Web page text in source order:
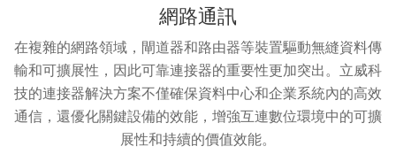
工業相關
在當今以自動化、數位轉型和複雜系統集成為指標的先進工
業環境中，可靠的連接器的作用變得更加關鍵。立威科技 推
出了全面的解決方案，可確保無縫通訊並促進簡化營運。 這
種方法優化了複雜機械和整合系統的性能並提高了效率，鞏
固了其作為行業中不可或缺的合作夥伴的地位。
網路通訊
在複雜的網路領域，閘道器和路由器等裝置驅動無縫資料傳
輸和可擴展性，因此可靠連接器的重要性更加突出。立威科
技的連接器解決方案不僅確保資料中心和企業系統內的高效
通信，還優化關鍵設備的效能，增強互連數位環境中的可擴
展性和持續的價值效能。
交通運輸相關
在先進的交通技術領域，系統整合突顯了對可靠連接器的需
求。 為了應對這項挑戰，立威科技提供全面的連接器解決方
案，確保陸地和海洋領域的完美整合。 這些連接器涵蓋從貨
運卡車到城市公車和專用機械的一系列商業運輸，因其精度
和多功能性而脫穎而出，充分體現了對卓越品質的承諾。
消費品相關
在充滿活力的消費電子領域，創新至關重要，ATTEND的連
接器增強了設備的功能性和耐用性。這些連接器以其抗震和
防水特性而聞名，為虛擬實境（VR）、擴增實境（XR）和智
能家居等應用增添了靈活性和可靠性。它們確保移動和可穿
戴技術不僅能承受日常使用的考驗，還能在日益智能化、互
醫療相關
在要求嚴格的醫療技術領域，我們輕巧、高密度且耐用的連
接器系列提供頂級質量的連接解決方案，並具有靈活的設計
選項。這些連接器對於醫療系統中的有效通信和關鍵醫療設
備的可靠性能至關重要，體現了我們對卓越品質的承諾，在
這個需要精確和可靠性的領域中尤為重要。